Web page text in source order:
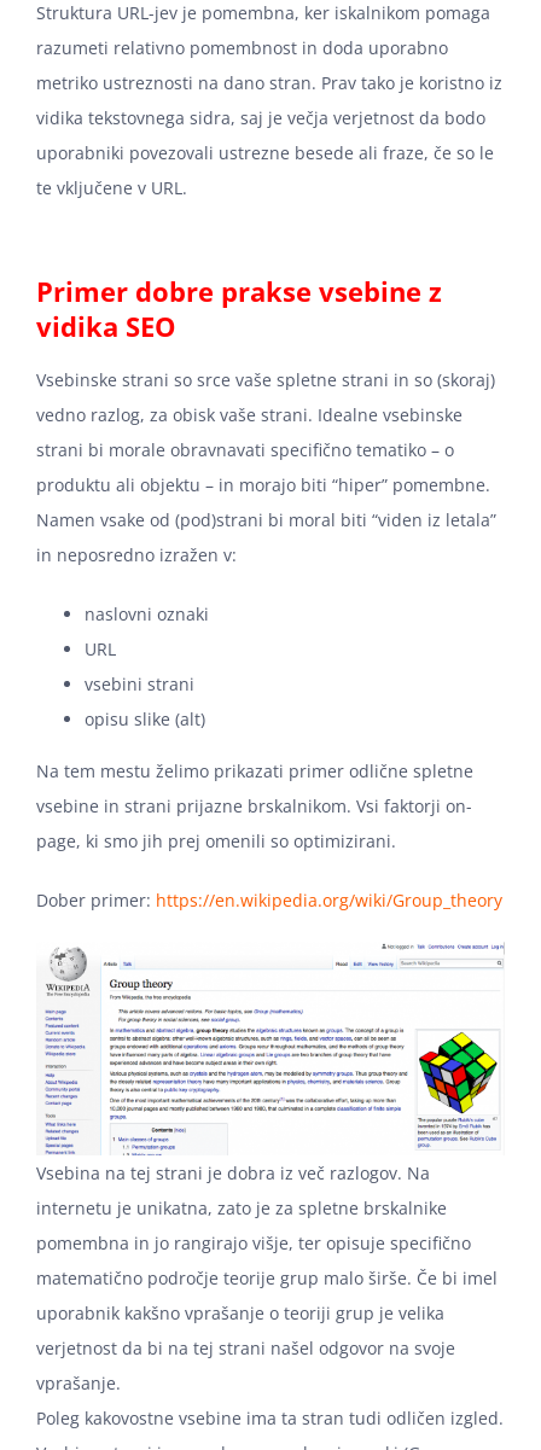
Struktura URL-jev je pomembna, ker iskalnikom pomaga
razumeti relativno pomembnost in doda uporabno
metriko ustreznosti na dano stran. Prav tako je koristno iz
vidika tekstovnega sidra, saj je večja verjetnost da bodo
uporabniki povezovali ustrezne besede ali fraze, če so le
te vključene v URL.
Primer dobre prakse vsebine z
vidika SEO
Vsebinske strani so srce vaše spletne strani in so (skoraj)
vedno razlog, za obisk vaše strani. Idealne vsebinske
strani bi morale obravnavati specifično tematiko – o
produktu ali objektu – in morajo biti “hiper” pomembne.
Namen vsake od (pod)strani bi moral biti “viden iz letala”
in neposredno izražen v:
naslovni oznaki
URL
vsebini strani
opisu slike (alt)
Na tem mestu želimo prikazati primer odlične spletne
vsebine in strani prijazne brskalnikom. Vsi faktorji on-
page, ki smo jih prej omenili so optimizirani.
Dober primer: https://en.wikipedia.org/wiki/Group_theory
Vsebina na tej strani je dobra iz več razlogov. Na
internetu je unikatna, zato je za spletne brskalnike
pomembna in jo rangirajo višje, ter opisuje specifično
matematično področje teorije grup malo širše. Če bi imel
uporabnik kakšno vprašanje o teoriji grup je velika
verjetnost da bi na tej strani našel odgovor na svoje
vprašanje.
Poleg kakovostne vsebine ima ta stran tudi odličen izgled.